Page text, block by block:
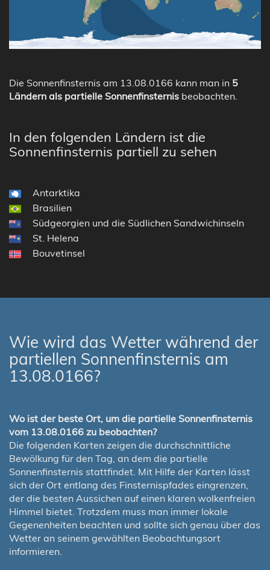
Die Sonnenfinsternis am 13.08.0166 kann man in 5
Ländern als partielle Sonnenfinsternis beobachten.
In den folgenden Ländern ist die
Sonnenfinsternis partiell zu sehen
Antarktika
Brasilien
Südgeorgien und die Südlichen Sandwichinseln
St. Helena
Bouvetinsel
Wie wird das Wetter während der
partiellen Sonnenfinsternis am
13.08.0166?
Wo ist der beste Ort, um die partielle Sonnenfinsternis
vom 13.08.0166 zu beobachten?
Die folgenden Karten zeigen die durchschnittliche
Bewölkung für den Tag, an dem die partielle
Sonnenfinsternis stattfindet. Mit Hilfe der Karten lässt
sich der Ort entlang des Finsternispfades eingrenzen,
der die besten Aussichen auf einen klaren wolkenfreien
Himmel bietet. Trotzdem muss man immer lokale
Gegenenheiten beachten und sollte sich genau über das
Wetter an seinem gewählten Beobachtungsort
informieren.